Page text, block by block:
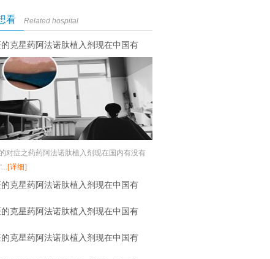
看 Related hospital
的克星药阿法诺肽植入剂现在中国有
对症之药药阿法诺肽植入剂现在国内有没有
[详细]
的克星药阿法诺肽植入剂现在中国有
的克星药阿法诺肽植入剂现在中国有
的克星药阿法诺肽植入剂现在中国有